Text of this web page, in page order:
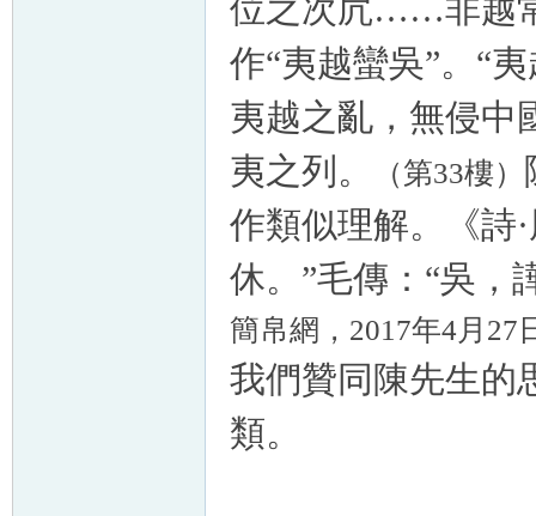
位之次凥……非越
作“夷越蠻吳”。“
夷越之亂，無侵中
夷之列。
（第33樓）
作類似理解。《詩
休。”毛傳：“吳，
簡帛網，2017年4月27
我們贊同陳先生的
類。